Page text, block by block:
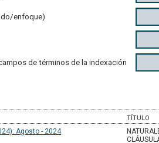
enfoque)
de términos de la indexación
TÍTULO
Agosto - 2024